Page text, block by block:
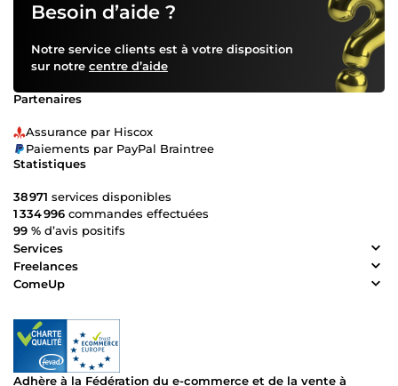
Besoin d’aide ?
Notre service clients est à votre disposition
sur notre centre d’aide
Partenaires
Assurance par Hiscox
Paiements par PayPal Braintree
Statistiques
38 971 services disponibles
1 334 996 commandes effectuées
99 % d’avis positifs
Services
Freelances
ComeUp
Adhère à la Fédération du e-commerce et de la vente à